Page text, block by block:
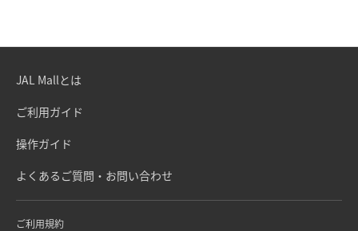
JAL Mallとは
ご利用ガイド
操作ガイド
よくあるご質問・お問い合わせ
ご利用規約